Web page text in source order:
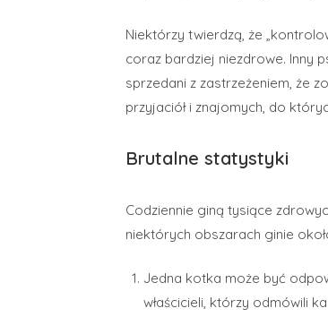
Niektórzy twierdzą, że
coraz bardziej niezdrowe. Inny
sprzedani z zastrzeżeniem, że
przyjaciół i znajomych, do
Brutalne statystyki
Codziennie giną tysiące
niektórych obszarach ginie
Jedna kotka może być
właścicieli, którzy odmówili